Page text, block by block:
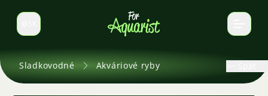
Prepnúť jazyk
Sladkovodné Akváriové ryby